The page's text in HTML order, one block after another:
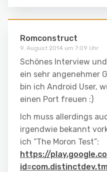
Romconstruct
9. August 2014 um 7:09 Uhr
Schönes Interview
ein sehr angenehmer
bin ich Android User,
einen Port freuen :)
Ich muss allerdings
irgendwie bekannt
ich “The Moron Test”:
https://